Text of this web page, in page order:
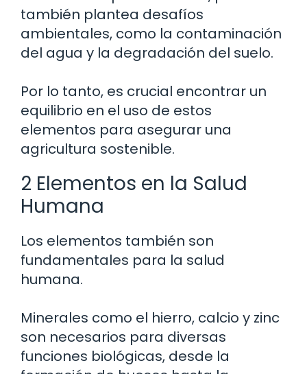
también plantea desafíos
ambientales, como la contaminación
del agua y la degradación del suelo.
Por lo tanto, es crucial encontrar un
equilibrio en el uso de estos
elementos para asegurar una
agricultura sostenible.
2 Elementos en la Salud
Humana
Los elementos también son
fundamentales para la salud
humana.
Minerales como el hierro, calcio y zinc
son necesarios para diversas
funciones biológicas, desde la